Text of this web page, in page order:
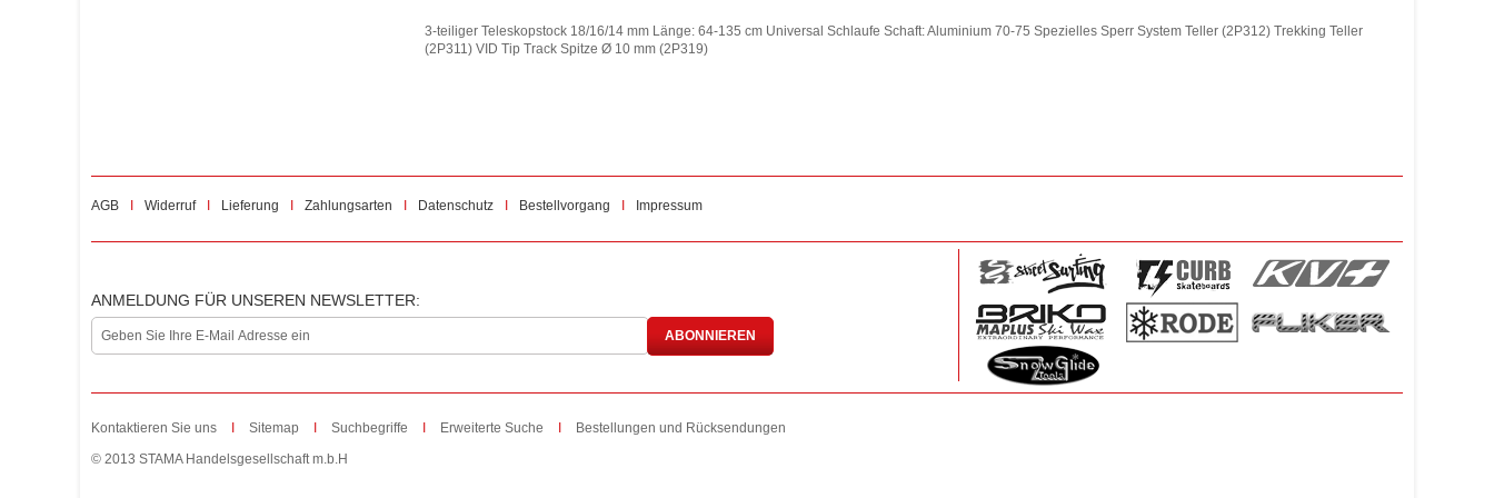
3-teiliger Teleskopstock 18/16/14 mm Länge: 64-135 cm Universal Schlaufe Schaft: Aluminium 70-75 Spezielles Sperr System Teller (2P312) Trekking Teller
(2P311) VID Tip Track Spitze Ø 10 mm (2P319)
AGB Widerruf Lieferung Zahlungsarten Datenschutz Bestellvorgang Impressum
ANMELDUNG FÜR UNSEREN NEWSLETTER:
ABONNIEREN
Kontaktieren Sie uns Sitemap Suchbegriffe Erweiterte Suche
Bestellungen und Rücksendungen
© 2013 STAMA Handelsgesellschaft m.b.H